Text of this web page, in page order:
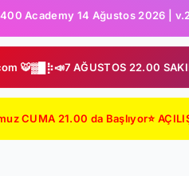
Academy 14 Ağustos 2026 |
🐯▓█⡷📣7 AĞUSTOS 22.00
CUMA 21.00 da Başlıyor⭐